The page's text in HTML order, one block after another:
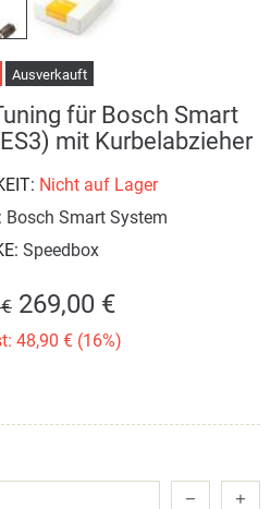
Ausverkauft
für Bosch Smart
mit Kurbelabzieher
Nicht auf Lager
Bosch Smart System
Speedbox
269,00 €
48,90 € (16%)